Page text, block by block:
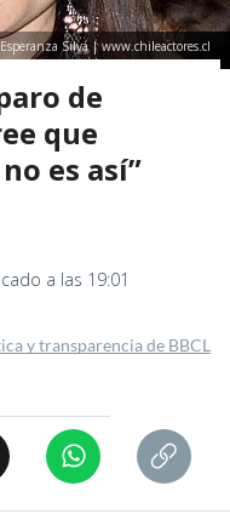
Esperanza Silva | www.chileactores.cl
de
que
es así”
a las 19:01
y transparencia de BBCL